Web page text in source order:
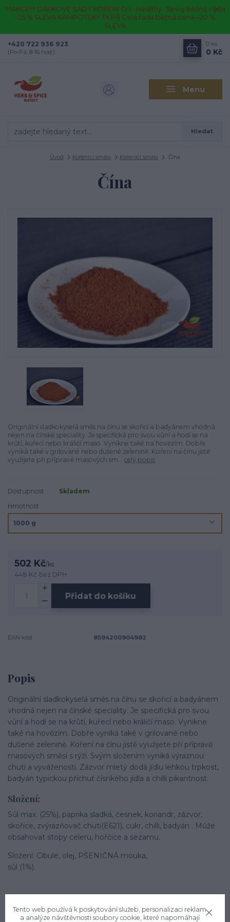
!!!!AKCE!!!! DÁRKOVÉ SADY KOŘENÍ Gril · Healthy · Spicy běžná cena
–25 % SLEVA KAMPOTSKÝ PEPŘ Celá řada běžná cena –20 %
SLEVA
Menu
Hledat
+420 722 936 923
(Po-Pá, 8-16 hod.)
0 ks
0 Kč
Úvod Kořenící směsi Kořenící směsi Čína
Čína
Originální sladkokyselá směs na čínu se skořicí a badyánem vhodná
nejen na čínské speciality. Je specifická pro svou vůní a hodí se na
krůtí, kuřecí nebo králičí maso. Vynikne také na hovězím. Dobře
vyniká také v grilované nebo dušené zelenině. Koření na čínu jistě
využijete při přípravě masových sm... celý popis
Dostupnost
Skladem
Hmotnost
502 Kč/ks
448 Kč bez DPH
Přidat do košíku
EAN kód: 8594200904982
Popis
Originální sladkokyselá směs na čínu se skořicí a badyánem
vhodná nejen na čínské speciality. Je specifická pro svou
vůní a hodí se na krůtí, kuřecí nebo králičí maso. Vynikne
také na hovězím. Dobře vyniká také v grilované nebo
dušené zelenině. Koření na čínu jistě využijete při přípravě
masových směsí s rýží. Svým složením vyniká výraznou
chutí a vyvážeností. Zázvor mletý dodá jídlu lehkou trpkost,
badyán typickou příchuť čísnkého jídla a chilli pikantnost.
Složení:
Sůl max. (25%), paprika sladká, česnek, koriandr, zázvor,
skořice, zvýrazňovač chuti(E621), cukr, chilli, badyán . Může
obsahovat stopy celeru, hořčice a sezamu.
Složení: Cibule, olej, PŠENIČNÁ mouka,
sůl (1%).
Tento web používá k poskytování služeb, personalizaci reklam
a analýze návštěvnosti soubory cookie, které napomáhají